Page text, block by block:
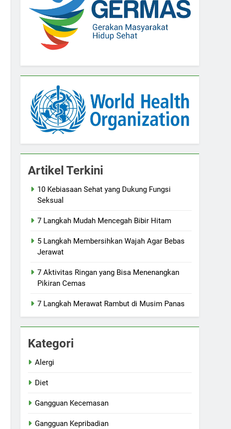
Artikel Terkini
10 Kebiasaan Sehat yang Dukung Fungsi
Seksual
7 Langkah Mudah Mencegah Bibir Hitam
5 Langkah Membersihkan Wajah Agar Bebas
Jerawat
7 Aktivitas Ringan yang Bisa Menenangkan
Pikiran Cemas
7 Langkah Merawat Rambut di Musim Panas
Kategori
Alergi
Diet
Gangguan Kecemasan
Gangguan Kepribadian